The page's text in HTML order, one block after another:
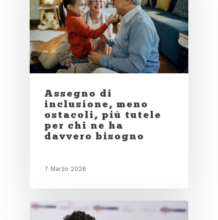
Assegno di
inclusione, meno
ostacoli, più tutele
per chi ne ha
davvero bisogno
7 Marzo 2026